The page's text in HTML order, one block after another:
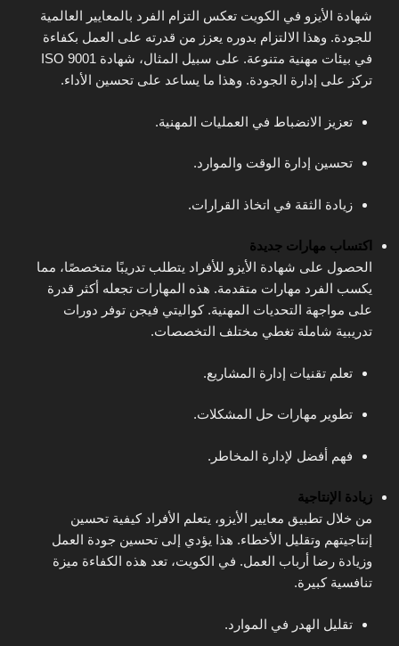
شهادة الأيزو في الكويت تعكس التزام الفرد بالمعايير العالمية
للجودة. وهذا الالتزام بدوره يعزز من قدرته على العمل بكفاءة
في بيئات مهنية متنوعة. على سبيل المثال، شهادة ISO 9001
تركز على إدارة الجودة. وهذا ما يساعد على تحسين الأداء.
تعزيز الانضباط في العمليات المهنية.
تحسين إدارة الوقت والموارد.
زيادة الثقة في اتخاذ القرارات.
اكتساب مهارات جديدة
الحصول على شهادة الأيزو للأفراد يتطلب تدريبًا متخصصًا، مما
يكسب الفرد مهارات متقدمة. هذه المهارات تجعله أكثر قدرة
على مواجهة التحديات المهنية. كواليتي فيجن توفر دورات
تدريبية شاملة تغطي مختلف التخصصات.
تعلم تقنيات إدارة المشاريع.
تطوير مهارات حل المشكلات.
فهم أفضل لإدارة المخاطر.
زيادة الإنتاجية
من خلال تطبيق معايير الأيزو، يتعلم الأفراد كيفية تحسين
إنتاجيتهم وتقليل الأخطاء. هذا يؤدي إلى تحسين جودة العمل
وزيادة رضا أرباب العمل. في الكويت، تعد هذه الكفاءة ميزة
تنافسية كبيرة.
تقليل الهدر في الموارد.